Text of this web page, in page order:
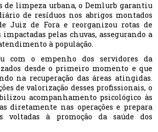
de limpeza urbana, o Demlurb garantiu
de resíduos nos abrigos montados
Juiz de Fora e reorganizou rotas de
pelas chuvas, assegurando a
à população.
com o empenho dos servidores da
desde o primeiro momento e que
na recuperação das áreas atingidas.
de valorização desses profissionais, o
acompanhamento psicológico às
diretamente nas operações e prepara
voltadas à promoção da saúde dos